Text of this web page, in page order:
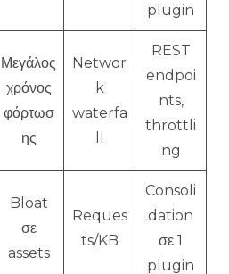
plugin
Μεγάλος
χρόνος
φόρτωσ
ης
Networ
k
waterfa
REST
endpoi
nts,
throttli
ng
Bloat
σε
assets
Reques
ts/KB
Consoli
dation
σε 1
plugin